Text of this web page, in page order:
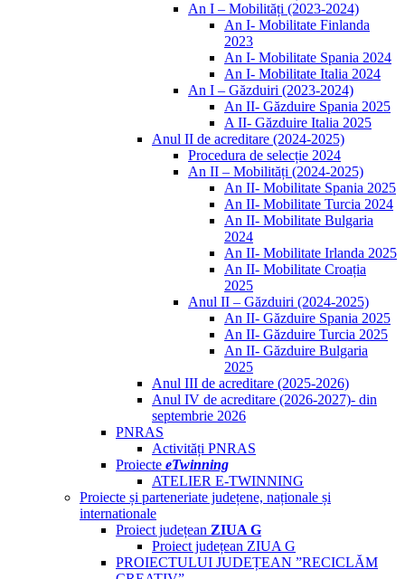
An I – Mobilități (2023-2024)
An I- Mobilitate Finlanda
2023
An I- Mobilitate Spania 2024
An I- Mobilitate Italia 2024
An I – Găzduiri (2023-2024)
An II- Găzduire Spania 2025
A II- Găzduire Italia 2025
Anul II de acreditare (2024-2025)
Procedura de selecție 2024
An II – Mobilități (2024-2025)
An II- Mobilitate Spania 2025
An II- Mobilitate Turcia 2024
An II- Mobilitate Bulgaria
2024
An II- Mobilitate Irlanda 2025
An II- Mobilitate Croația
2025
Anul II – Găzduiri (2024-2025)
An II- Găzduire Spania 2025
An II- Găzduire Turcia 2025
An II- Găzduire Bulgaria
2025
Anul III de acreditare (2025-2026)
Anul IV de acreditare (2026-2027)- din
septembrie 2026
PNRAS
Activități PNRAS
Proiecte eTwinning
ATELIER E-TWINNING
Proiecte și parteneriate județene, naționale și
internationale
Proiect județean ZIUA G
Proiect județean ZIUA G
PROIECTULUI JUDEȚEAN ”RECICLĂM